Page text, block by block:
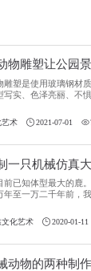
雕塑是使用玻璃钢材
写实、色泽亮丽、不
小区、校园绿化、商
加上周边环境相融，
艺术 2021-07-01 
一只机械仿真
前已知体型最大的鹿
年至一万二千年前，
炭沼泽地，这种古鹿
2．5米，所以叫它大
文化艺术 2020-01-11
动物的两种制